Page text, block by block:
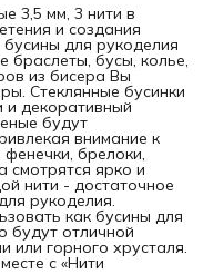
3,5 мм, 3 нити в
и создания
для рукоделия
браслеты, бусы, колье,
из бисера Вы
Стеклянные бусинки
и декоративный
будут
внимание к
брелоки,
смотрятся ярко и
нити - достаточное
рукоделия.
как бусины для
будут отличной
или горного хрусталя.
с «Нити